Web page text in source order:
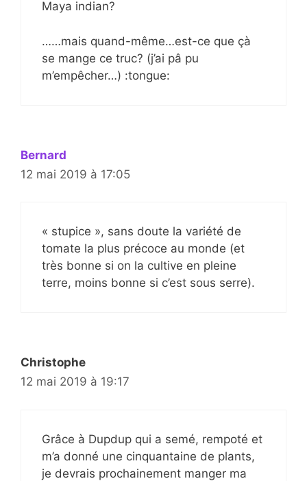
Maya indian?
……mais quand-même…est-ce que çà
se mange ce truc? (j’ai pâ pu
m’empêcher…) :tongue:
Bernard
12 mai 2019 à 17:05
« stupice », sans doute la variété de
tomate la plus précoce au monde (et
très bonne si on la cultive en pleine
terre, moins bonne si c’est sous serre).
Christophe
12 mai 2019 à 19:17
Grâce à Dupdup qui a semé, rempoté et
m’a donné une cinquantaine de plants,
je devrais prochainement manger ma